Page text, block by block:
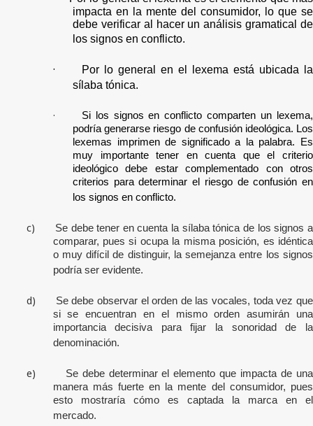
impacta en la mente del consumidor, lo que se
debe verificar al hacer un análisis gramatical de
los signos en conflicto.
·
Por lo general en el lexema está ubicada la
sílaba tónica.
·
Si los signos en conflicto comparten un lexema,
podría generarse riesgo de confusión ideológica. Los
lexemas imprimen de significado a la palabra. Es
muy importante tener en cuenta que el criterio
ideológico debe estar complementado con otros
criterios para determinar el riesgo de confusión en
los signos en conflicto.
c)
Se debe tener en cuenta la sílaba tónica de los signos a
comparar, pues si ocupa la misma posición, es idéntica
o muy difícil de distinguir, la semejanza entre los signos
podría ser evidente.
d)
Se debe observar el orden de las vocales, toda vez que
si se encuentran en el mismo orden asumirán una
importancia decisiva para fijar la sonoridad de la
denominación.
e)
Se debe determinar el elemento que impacta de una
manera más fuerte en la mente del consumidor, pues
esto mostraría cómo es captada la marca en el
mercado.